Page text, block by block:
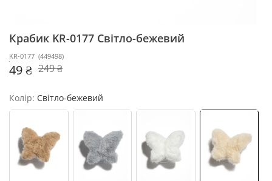
Крабик KR-0177 Світло-бежевий
KR-0177 (449498)
49 ₴ 249 ₴
Колір: Світло-бежевий